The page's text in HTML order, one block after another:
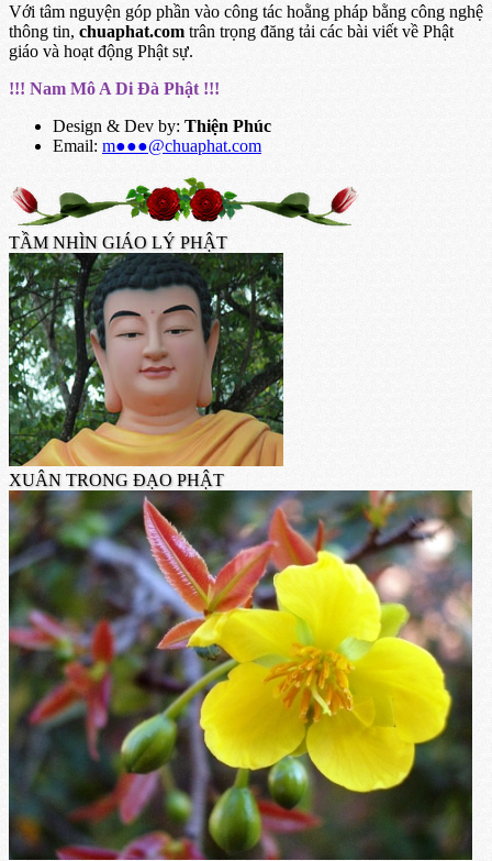
Với tâm nguyện góp phần vào công tác hoằng pháp bằng công nghệ
thông tin, chuaphat.com trân trọng đăng tải các bài viết về Phật
giáo và hoạt động Phật sự.
!!! Nam Mô A Di Đà Phật !!!
Design & Dev by: Thiện Phúc
Email: m●●●@chuaphat.com
TẦM NHÌN GIÁO LÝ PHẬT
XUÂN TRONG ĐẠO PHẬT